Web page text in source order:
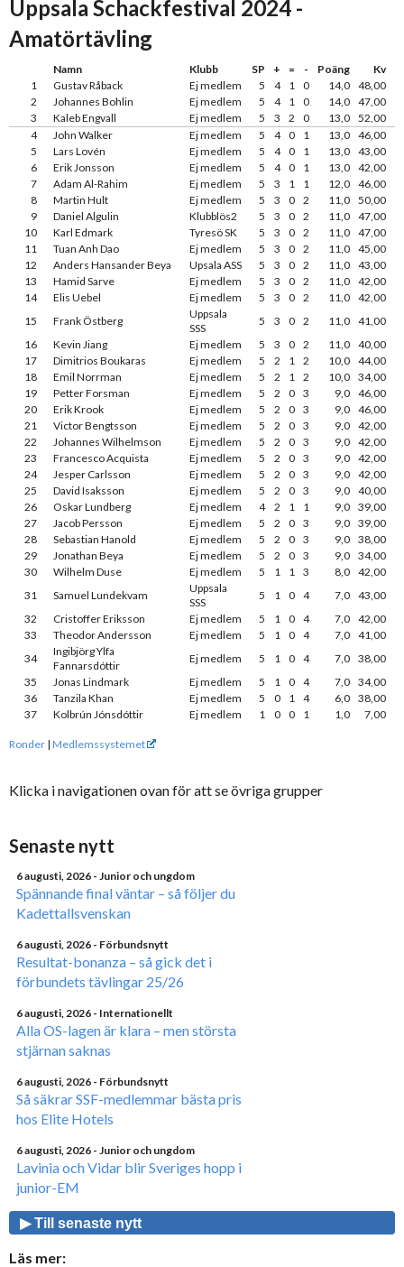
Uppsala Schackfestival 2024 -
Amatörtävling
Namn Klubb SP + = - Poäng
Kv
1
Gustav Råback Ej medlem 5 4 1 0 14,0 48,00
2
Johannes Bohlin Ej medlem 5 4 1 0 14,0 47,00
3
Kaleb Engvall Ej medlem 5 3 2 0 13,0 52,00
4
John Walker Ej medlem 5 4 0 1 13,0 46,00
5
Lars Lovén Ej medlem 5 4 0 1 13,0 43,00
6
Erik Jonsson Ej medlem 5 4 0 1 13,0 42,00
7
Adam Al-Rahim Ej medlem 5 3 1 1 12,0 46,00
8
Martin Hult Ej medlem 5 3 0 2 11,0 50,00
9
Daniel Algulin Klubblös2 5 3 0 2 11,0 47,00
10
Karl Edmark Tyresö SK 5 3 0 2 11,0 47,00
11
Tuan Anh Dao Ej medlem 5 3 0 2 11,0 45,00
12
Anders Hansander Beya Upsala ASS 5 3 0 2 11,0 43,00
13
Hamid Sarve Ej medlem 5 3 0 2 11,0 42,00
14
Elis Uebel Ej medlem 5 3 0 2 11,0 42,00
15
Frank Östberg
Uppsala
SSS
5 3 0 2 11,0 41,00
16
Kevin Jiang Ej medlem 5 3 0 2 11,0 40,00
17
Dimitrios Boukaras Ej medlem 5 2 1 2 10,0 44,00
18
Emil Norrman Ej medlem 5 2 1 2 10,0 34,00
19
Petter Forsman Ej medlem 5 2 0 3 9,0 46,00
20
Erik Krook Ej medlem 5 2 0 3 9,0 46,00
21
Victor Bengtsson Ej medlem 5 2 0 3 9,0 42,00
22
Johannes Wilhelmson Ej medlem 5 2 0 3 9,0 42,00
23
Francesco Acquista Ej medlem 5 2 0 3 9,0 42,00
24
Jesper Carlsson Ej medlem 5 2 0 3 9,0 42,00
25
David Isaksson Ej medlem 5 2 0 3 9,0 40,00
26
Oskar Lundberg Ej medlem 4 2 1 1 9,0 39,00
27
Jacob Persson Ej medlem 5 2 0 3 9,0 39,00
28
Sebastian Hanold Ej medlem 5 2 0 3 9,0 38,00
29
Jonathan Beya Ej medlem 5 2 0 3 9,0 34,00
30
Wilhelm Duse Ej medlem 5 1 1 3 8,0 42,00
31
Samuel Lundekvam
Uppsala
SSS
5 1 0 4 7,0 43,00
32
Cristoffer Eriksson Ej medlem 5 1 0 4 7,0 42,00
33
Theodor Andersson Ej medlem 5 1 0 4 7,0 41,00
34
Ingibjörg Ylfa
Fannarsdóttir
Ej medlem 5 1 0 4 7,0 38,00
35
Jonas Lindmark Ej medlem 5 1 0 4 7,0 34,00
36
Tanzila Khan Ej medlem 5 0 1 4 6,0 38,00
37
Kolbrún Jónsdóttir Ej medlem 1 0 0 1 1,0 7,00
Ronder | Medlemssystemet
Klicka i navigationen ovan för att se övriga grupper
Senaste nytt
6 augusti, 2026 - Junior och ungdom
Spännande final väntar – så följer du
Kadettallsvenskan
6 augusti, 2026 - Förbundsnytt
Resultat-bonanza – så gick det i
förbundets tävlingar 25/26
6 augusti, 2026 - Internationellt
Alla OS-lagen är klara – men största
stjärnan saknas
6 augusti, 2026 - Förbundsnytt
Så säkrar SSF-medlemmar bästa pris
hos Elite Hotels
6 augusti, 2026 - Junior och ungdom
Lavinia och Vidar blir Sveriges hopp i
junior-EM
▶ Till senaste nytt
Läs mer: